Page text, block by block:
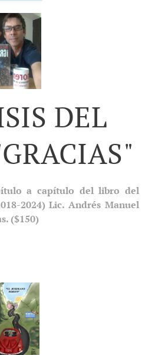
DEL
a capítulo del libro del
2024) Lic. Andrés Manuel
($150)